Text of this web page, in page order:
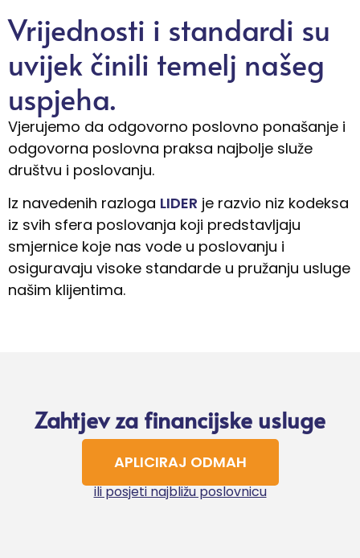
Vrijednosti i standardi su
uvijek činili temelj našeg
uspjeha.
Vjerujemo da odgovorno poslovno ponašanje i
odgovorna poslovna praksa najbolje služe
društvu i poslovanju.
Iz navedenih razloga LIDER je razvio niz kodeksa
iz svih sfera poslovanja koji predstavljaju
smjernice koje nas vode u poslovanju i
osiguravaju visoke standarde u pružanju usluge
našim klijentima.
Zahtjev za financijske usluge
APLICIRAJ ODMAH
ili posjeti najbližu poslovnicu